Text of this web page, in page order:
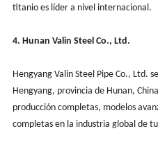
titanio es líder a nivel internacional.
4. Hunan Valin Steel Co., Ltd.
Hengyang Valin Steel Pipe Co., Ltd.
Hengyang, provincia de Hunan,
producción completas, modelos
completas en la industria global de